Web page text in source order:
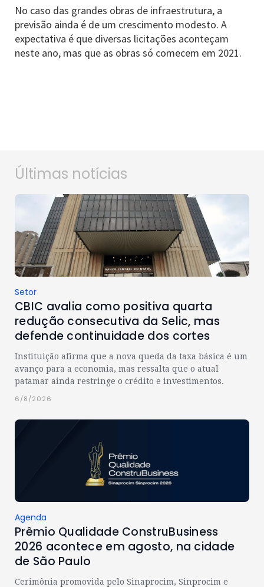
No caso das grandes obras de infraestrutura, a
previsão ainda é de um crescimento modesto. A
expectativa é que diversas licitações aconteçam
neste ano, mas que as obras só comecem em 2021.
Últimas notícias
Setor
CBIC avalia como positiva quarta
redução consecutiva da Selic, mas
defende continuidade dos cortes
Instituição afirma que a nova queda da taxa básica é um
avanço para a economia, mas ressalta que o atual
patamar ainda restringe o crédito e investimentos.
6/8/2026
Agenda
Prêmio Qualidade ConstruBusiness
2026 acontece em agosto, na cidade
de São Paulo
Cerimônia promovida pelo Sinaprocim, Sinprocim e